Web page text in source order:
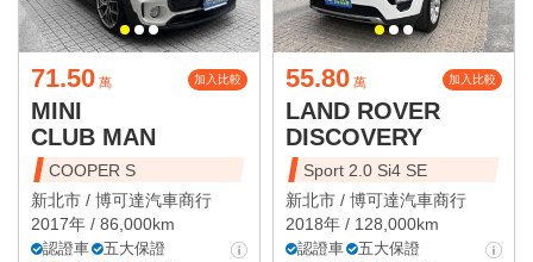
71.50 萬 加入比較
MINI
CLUB MAN
COOPER S
新北市 / 博可達汽車商行
2017年 / 86,000km
認證車
五大保證
55.80 萬 加入比較
LAND ROVER
DISCOVERY
Sport 2.0 Si4 SE
新北市 / 博可達汽車商行
2018年 / 128,000km
認證車
五大保證